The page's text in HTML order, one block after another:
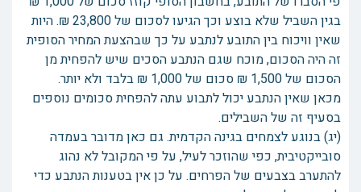
בגין השביל שלא בוצע וכך הגיעו לסכום של 23,800 ₪. היות
שאין וויכוח בין התובע לנתבע על כך שבהצעת המחיר הסופית
זה היה הסכום, מוכח שגם הנתבע הסכים שיש להפחית מן
הסכום של 1,500 ₪ סכום של 1,000 ₪ בלבד ולא יותר.
מכאן שאין הנתבע יכול לתבוע עתה להפחית סכומים נוספים
בסעיף זה של השבילים.
(יג) בנוגע לצמחים בגינה הקדמית. גם כאן מדובר בעמדה
סובייקטיבית, כפי שהוזכר לעיל, על פי המקובל לא נהוג
להתערב בצבעים של הפרחים. על כן אין בטענות הנתבע כדי